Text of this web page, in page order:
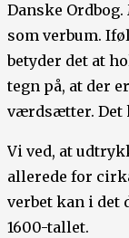
Danske
som verbum.
betyder det at
tegn på, at der
værdsætter. Det
Vi ved, at
allerede for
verbet kan i det
1600-tallet.